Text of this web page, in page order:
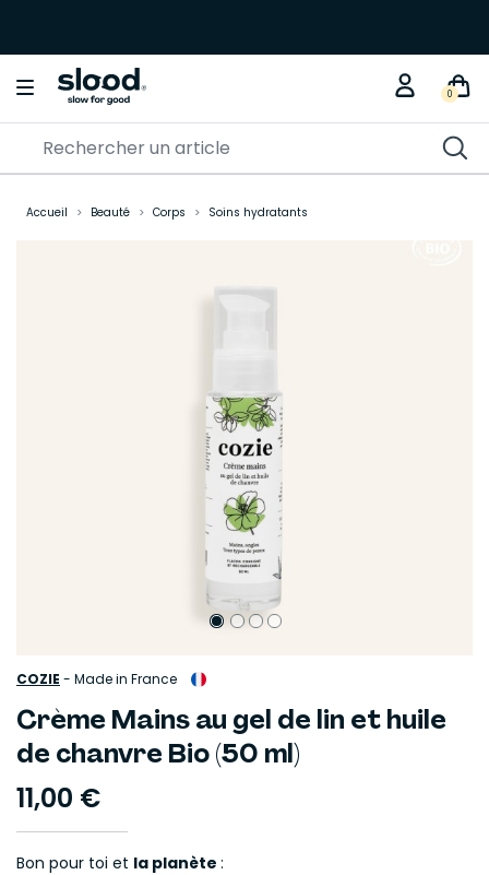
0
Accueil Beauté Corps Soins hydratants
COZIE - Made in France
Crème Mains au gel de lin et huile
de chanvre Bio (50 ml)
11,00 €
Bon pour toi et la planète :